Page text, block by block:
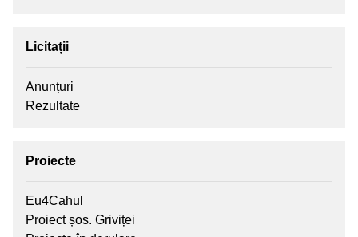
Licitații
Anunțuri
Rezultate
Proiecte
Eu4Cahul
Proiect șos. Griviței